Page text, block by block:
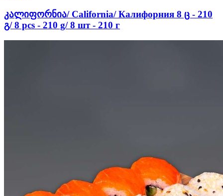
კალიფორნია/ California/ Калифорния 8 ც - 210
გ/ 8 pcs - 210 g/ 8 шт - 210 г